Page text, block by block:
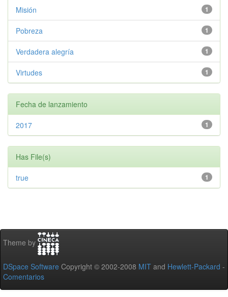
1
Misión
1
Pobreza
1
Verdadera alegría
1
Virtudes
Fecha de lanzamiento
1
2017
Has File(s)
1
true
Theme by
DSpace Software Copyright © 2002-2008 MIT and Hewlett-Packard -
Comentarios